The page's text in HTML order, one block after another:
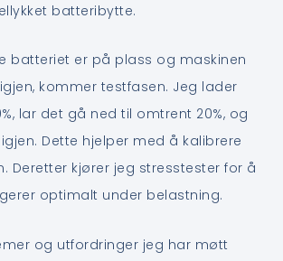
batteribytte.
batteriet er på plass og maskinen
kommer testfasen. Jeg lader
lar det gå ned til omtrent 20%, og
Dette hjelper med å kalibrere
Deretter kjører jeg stresstester for å
optimalt under belastning.
og utfordringer jeg har møtt